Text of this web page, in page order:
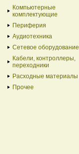
Компьютерные
комплектующие
Периферия
Аудиотехника
Сетевое оборудование
Кабели, контроллеры,
переходники
Расходные материалы
Прочее